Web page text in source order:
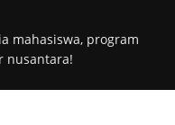
mahasiswa, program
nusantara!